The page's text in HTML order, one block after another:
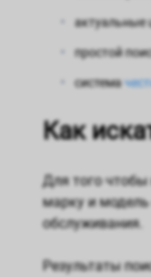
актуальные
простой
система
Как
Для того чтобы
марку и модель
обслуживания.
Результаты